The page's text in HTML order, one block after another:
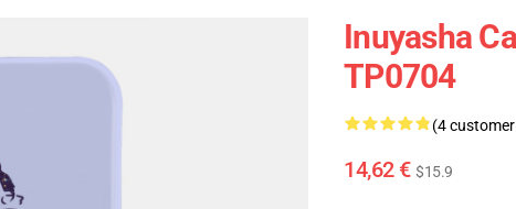
Inuyasha
TP0704
(4
14,62 € $15.9